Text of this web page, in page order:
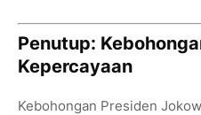
Penutup:
Kepercayaan
Kebohongan Presiden